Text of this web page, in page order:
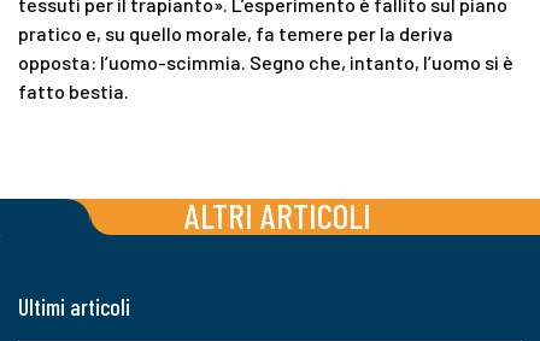
pratico e, su quello morale, fa temere per la deriva
opposta: l’uomo-scimmia. Segno che, intanto, l’uomo si è
fatto bestia.
ALTRI ARTICOLI
Ultimi articoli